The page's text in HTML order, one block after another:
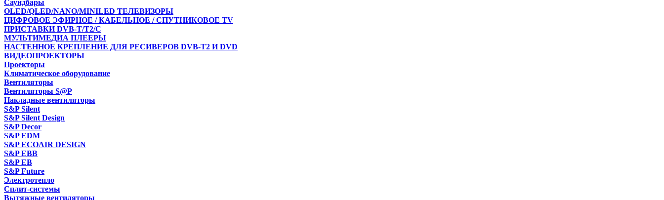
Саундбары
OLED/QLED/NANO/MINILED ТЕЛЕВИЗОРЫ
ЦИФРОВОЕ ЭФИРНОЕ / КАБЕЛЬНОЕ / СПУТНИКОВОЕ TV
ПРИСТАВКИ DVB-T/T2/С
МУЛЬТИМЕДИА ПЛЕЕРЫ
НАСТЕННОЕ КРЕПЛЕНИЕ ДЛЯ РЕСИВЕРОВ DVB-T2 И DVD
ВИДЕОПРОЕКТОРЫ
Проекторы
Климатическое оборудование
Вентиляторы
Вентиляторы S@P
Накладные вентиляторы
S&P Silent
S&P Silent Design
S&P Decor
S&P EDM
S&P ECOAIR DESIGN
S&P EBB
S&P EB
S&P Future
Электротепло
Сплит-системы
Вытяжные вентиляторы